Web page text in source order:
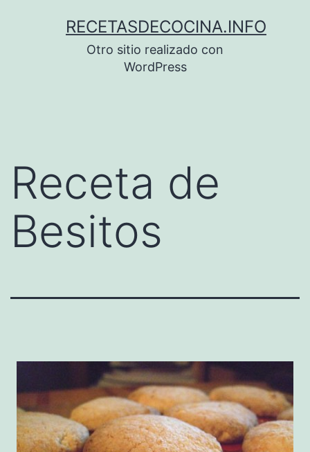
RECETASDECOCINA.INFO
Otro sitio realizado con
WordPress
Receta de
Besitos